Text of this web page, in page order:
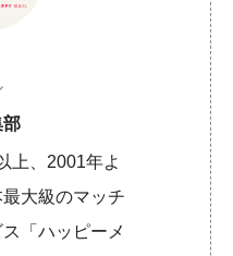
部
上、2001年よ
大級のマッチ
「ハッピーメ